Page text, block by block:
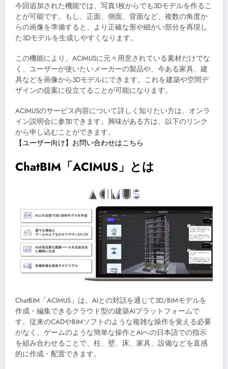
今回追加された機能では、写真1枚からでも3Dモデルを作るこ
とが可能です。もし、正面、側面、背面など、複数の角度か
らの画像を準備すると、より正確な形や細かい部分を再現し
た3Dモデルを生成しやすくなります。
この機能により、ACIMUSに元々用意されている素材だけでな
く、ユーザーが使いたいメーカーの製品や、今ある家具、建
具などを画像から3Dモデルにできます。これを建築や空間デ
ザインの提案に役立てることが可能になります。
ACIMUSのサービス内容について詳しく知りたい方は、オンラ
イン説明会に参加できます。興味がある方は、以下のリンク
から申し込むことができます。
【ユーザー向け】お問い合わせはこちら
ChatBIM「ACIMUS」とは
ChatBIM「ACIMUS」は、AIとの対話を通じて3D/BIMモデルを
作成・編集できるクラウド型の建築AIプラットフォームで
す。従来のCADやBIMソフトのような複雑な操作を覚える必要
がなく、ゲームのような簡単な操作とAIへの日本語での指示
を組み合わせることで、柱、壁、床、家具、設備などを直感
的に作成・配置できます。